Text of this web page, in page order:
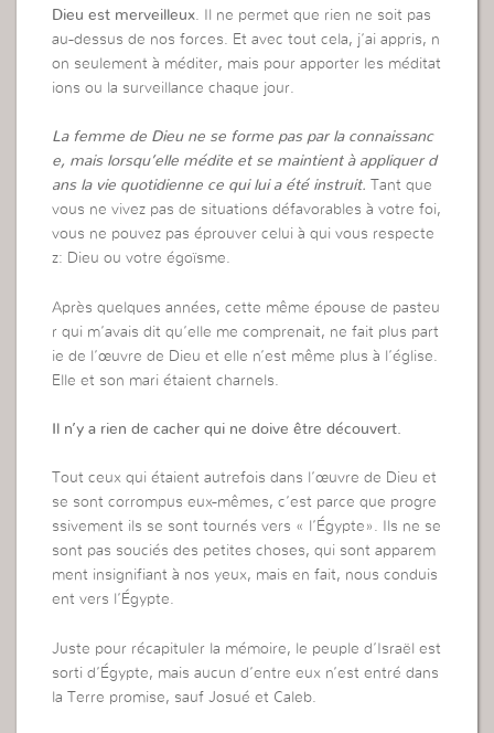
Dieu est merveilleux. Il ne permet que rien ne soit pas
au-dessus de nos forces. Et avec tout cela, j’ai appris, n
on seulement à méditer, mais pour apporter les méditat
ions ou la surveillance chaque jour.
La femme de Dieu ne se forme pas par la connaissanc
e, mais lorsqu’elle médite et se maintient à appliquer d
ans la vie quotidienne ce qui lui a été instruit.
Tant que
vous ne vivez pas de situations défavorables à votre foi,
vous ne pouvez pas éprouver celui à qui vous respecte
z: Dieu ou votre égoïsme.
Après quelques années, cette même épouse de pasteu
r qui m’avais dit qu’elle me comprenait, ne fait plus part
ie de l’œuvre de Dieu et elle n’est même plus à l’église.
Elle et son mari étaient charnels.
Il n’y a rien de cacher qui ne doive être découvert.
Tout ceux qui étaient autrefois dans l’œuvre de Dieu et
se sont corrompus eux-mêmes, c’est parce que progre
ssivement ils se sont tournés vers « l’Égypte». Ils ne se
sont pas souciés des petites choses, qui sont apparem
ment insignifiant à nos yeux, mais en fait, nous conduis
ent vers l’Égypte.
Juste pour récapituler la mémoire, le peuple d’Israël est
sorti d’Égypte, mais aucun d’entre eux n’est entré dans
la Terre promise, sauf Josué et Caleb.